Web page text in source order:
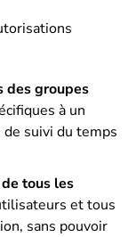
des groupes
à un
suivi du temps
tous les
et tous
sans pouvoir